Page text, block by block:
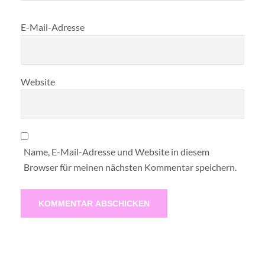
E-Mail-Adresse
Website
Name, E-Mail-Adresse und Website in diesem
Browser für meinen nächsten Kommentar speichern.